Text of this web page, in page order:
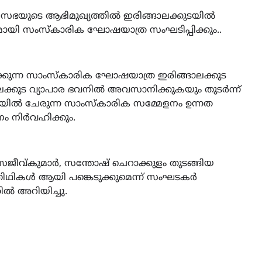
ആഭിമുഖ്യത്തിൽ ഇരിങ്ങാലക്കുടയിൽ
സംസ്കാരിക ഘോഷയാത്ര സംഘടിപ്പിക്കും..
സാംസ്‌കാരിക ഘോഷയാത്ര ഇരിങ്ങാലക്കുട
വ്യാപാര ഭവനിൽ അവസാനിക്കുകയും തുടർന്ന്
ചേരുന്ന സാംസ്‌കാരിക സമ്മേളനം ഉന്നത
നിർവഹിക്കും.
സന്തോഷ് ചെറാക്കുളം തുടങ്ങിയ
ആയി പങ്കെടുക്കുമെന്ന് സംഘടകർ
അറിയിച്ചു.